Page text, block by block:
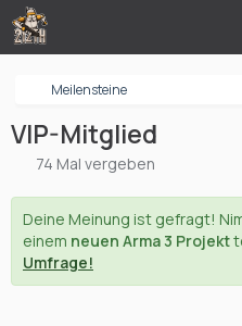
Meilensteine
VIP-Mitglied
74 Mal vergeben
Deine Meinung ist gefragt!
einem neuen Arma 3 Projekt
Umfrage!